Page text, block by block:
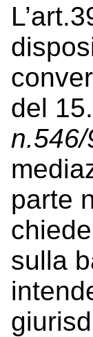
del
n.546/
parte
sulla